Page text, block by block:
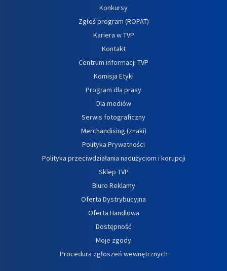
Konkursy
Zgłoś program (ROPAT)
Kariera w TVP
Kontakt
Centrum informacji TVP
Komisja Etyki
Program dla prasy
Dla mediów
Serwis fotograficzny
Merchandising (znaki)
Polityka Prywatności
Polityka przeciwdziałania nadużyciom i korupcji
Sklep TVP
Biuro Reklamy
Oferta Dystrybucyjna
Oferta Handlowa
Dostępność
Moje zgody
Procedura zgłoszeń wewnętrznych